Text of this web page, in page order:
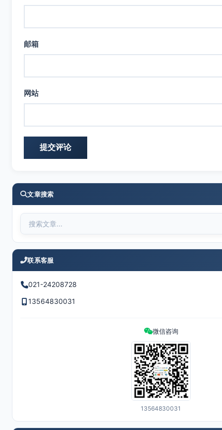
邮箱
网站
文章搜索
联系客服
021-24208728
13564830031
微信咨询
13564830031